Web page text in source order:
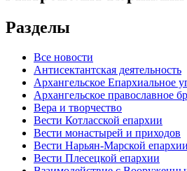
Разделы
Все новости
Антисектантская деятельность
Архангельское Епархиальное
Архангельское православное
Вера и творчество
Вести Котласской епархии
Вести монастырей и приходов
Вести Нарьян-Марской епархии
Вести Плесецкой епархии